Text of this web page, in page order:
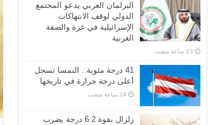
البرلمان العربي يدعو المجتمع
الدولي لوقف الانتهاكات
الإسرائيلية في غزة والضفة
الغربية
41 درجة مئوية.. النمسا تسجل
أعلى درجة حرارة في تاريخها
زلزال بقوة 6.2 درجة يضرب